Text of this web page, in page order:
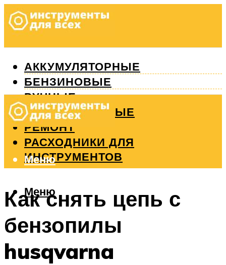
АККУМУЛЯТОРНЫЕ
БЕНЗИНОВЫЕ
РУЧНЫЕ
ИЗМЕРИТЕЛЬНЫЕ
РЕМОНТ
РАСХОДНИКИ ДЛЯ
ИНСТРУМЕНТОВ
Меню
Меню
Как снять цепь с
бензопилы
husqvarna